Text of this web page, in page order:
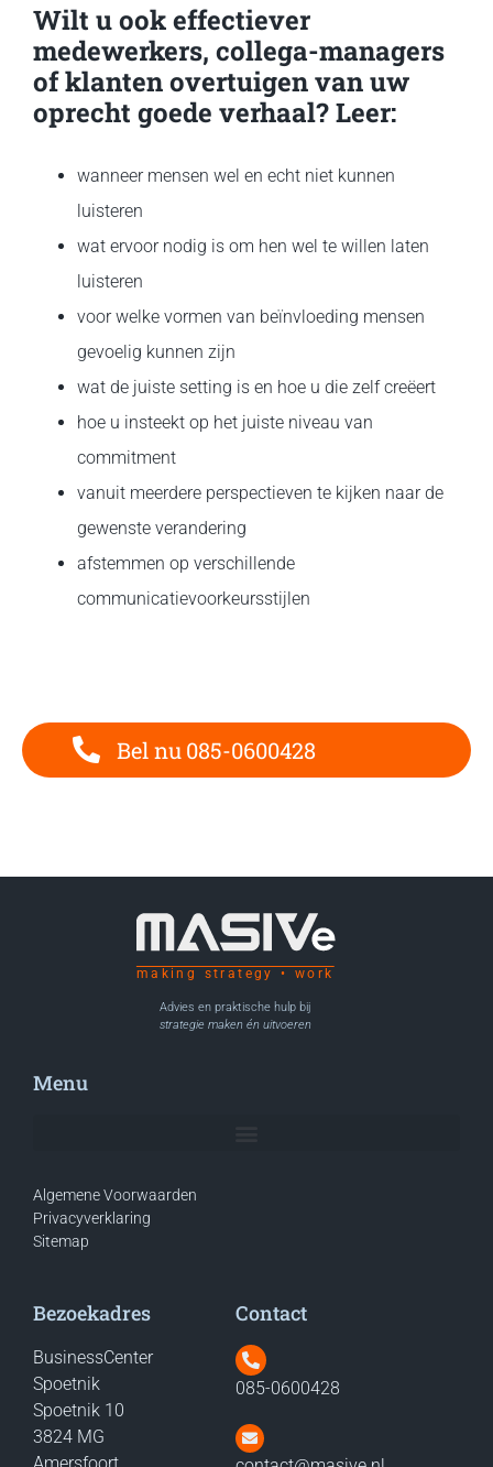
Wilt u ook effectiever
medewerkers, collega-managers
of klanten overtuigen van uw
oprecht goede verhaal? Leer:
wanneer mensen wel en echt niet kunnen
luisteren
wat ervoor nodig is om hen wel te willen laten
luisteren
voor welke vormen van beïnvloeding mensen
gevoelig kunnen zijn
wat de juiste setting is en hoe u die zelf creëert
hoe u insteekt op het juiste niveau van
commitment
vanuit meerdere perspectieven te kijken naar de
gewenste verandering
afstemmen op verschillende
communicatievoorkeursstijlen
Bel nu 085-0600428
making strategy • work
Advies en praktische hulp bij
strategie maken én uitvoeren
Menu
Algemene Voorwaarden
Privacyverklaring
Sitemap
Bezoekadres
BusinessCenter
Spoetnik
Spoetnik 10
3824 MG
Contact
085-0600428